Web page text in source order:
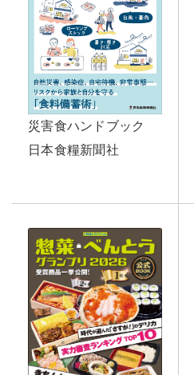
災害食ハンドブック
日本食糧新聞社